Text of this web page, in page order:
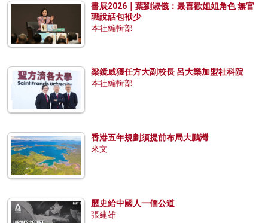
書展2026｜葉劉淑儀：最喜歡姐姐角色 無官
職說話包袱少
本社編輯部
梁鏡威獲任方大副校長 呂大樂加盟社科院
本社編輯部
香港五年規劃須提前布局大鵬灣
來文
歷史給中國人一個公道
張建雄